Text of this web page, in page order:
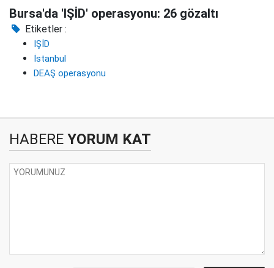
Bursa'da 'IŞİD' operasyonu: 26 gözaltı
Etiketler :
IŞİD
İstanbul
DEAŞ operasyonu
HABERE YORUM KAT